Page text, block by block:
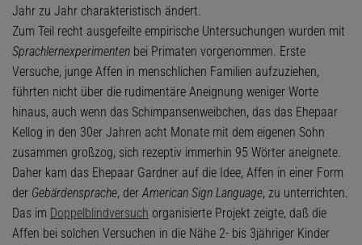
Jahr zu Jahr charakteristisch ändert.
Zum Teil recht ausgefeilte empirische Untersuchungen wurden mit
Sprachlernexperimenten bei Primaten vorgenommen. Erste
Versuche, junge Affen in menschlichen Familien aufzuziehen,
führten nicht über die rudimentäre Aneignung weniger Worte
hinaus, auch wenn das Schimpansenweibchen, das das Ehepaar
Kellog in den 30er Jahren acht Monate mit dem eigenen Sohn
zusammen großzog, sich rezeptiv immerhin 95 Wörter aneignete.
Daher kam das Ehepaar Gardner auf die Idee, Affen in einer Form
der Gebärdensprache, derAmerican Sign Language, zu unterrichten.
Das im Doppelblindversuch organisierte Projekt zeigte, daß die
Affen bei solchen Versuchen in die Nähe 2- bis 3jähriger Kinder